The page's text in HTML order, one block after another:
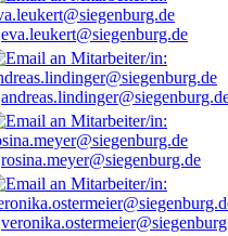
eva.leukert@siegenburg.de
rosina.meyer@siegenburg.de